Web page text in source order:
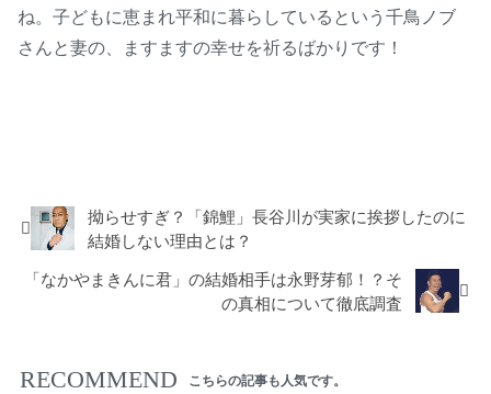
ね。子どもに恵まれ平和に暮らしているという千鳥ノブ
さんと妻の、ますますの幸せを祈るばかりです！
拗らせすぎ？「錦鯉」長谷川が実家に挨拶したのに
結婚しない理由とは？
「なかやまきんに君」の結婚相手は永野芽郁！？そ
の真相について徹底調査
RECOMMEND こちらの記事も人気です。